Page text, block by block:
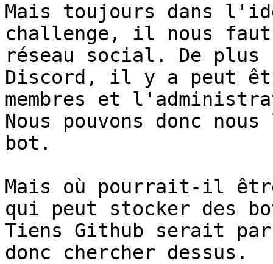
Mais toujours dans
challenge, il nous
réseau social. De
Discord, il y a peut
membres et
Nous pouvons donc
bot.
Mais où pourrait-il
qui peut stocker des
Tiens Github serait
donc chercher dessus.